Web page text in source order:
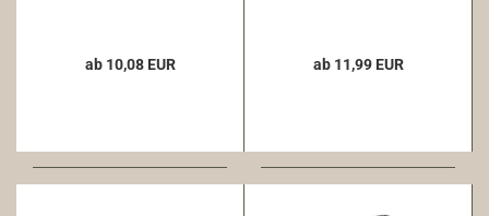
ab 10,08 EUR ab 11,99 EUR